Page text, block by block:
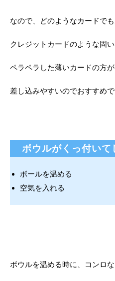
なので、どのようなカードで
クレジットカードのような固
ペラペラした薄いカードの方が
差し込みやすいのでおすすめ
ボウルがくっ付い
ボールを温める
空気を入れる
ボウルを温める時に、コンロ